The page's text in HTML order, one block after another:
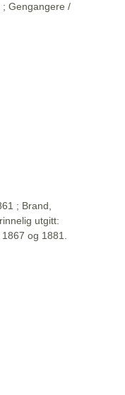
; Gengangere /
; Brand,
utgitt:
og 1881.